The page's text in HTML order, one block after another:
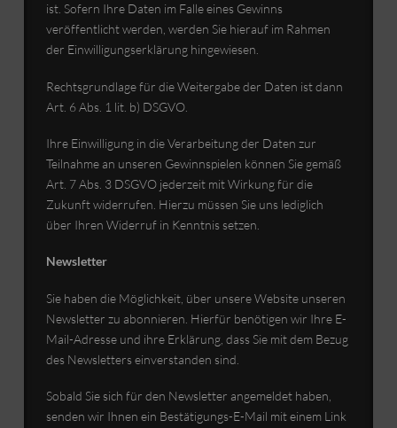
ist. Sofern Ihre Daten im Falle eines Gewinns
veröffentlicht werden, werden Sie hierauf im Rahmen
der Einwilligungserklärung hingewiesen.
Rechtsgrundlage für die Weitergabe der Daten ist dann
Art. 6 Abs. 1 lit. b) DSGVO.
Ihre Einwilligung in die Verarbeitung der Daten zur
Teilnahme an unseren Gewinnspielen können Sie gemäß
Art. 7 Abs. 3 DSGVO jederzeit mit Wirkung für die
Zukunft widerrufen. Hierzu müssen Sie uns lediglich
über Ihren Widerruf in Kenntnis setzen.
Newsletter
Sie haben die Möglichkeit, über unsere Website unseren
Newsletter zu abonnieren. Hierfür benötigen wir Ihre E-
Mail-Adresse und ihre Erklärung, dass Sie mit dem Bezug
des Newsletters einverstanden sind.
Sobald Sie sich für den Newsletter angemeldet haben,
senden wir Ihnen ein Bestätigungs-E-Mail mit einem Link